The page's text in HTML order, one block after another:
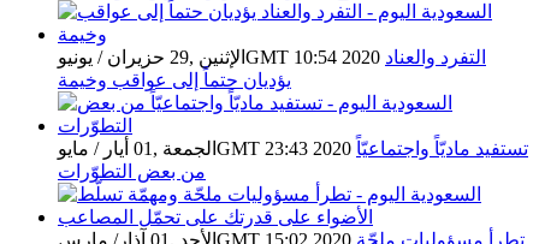
الإثنين ,29 حزيران / يونيوGMT 10:54 2020 التفرد والعناد
يؤديان حتماً إلى عواقب وخيمة
الجمعة ,01 أيار / مايوGMT 23:43 2020 تستفيد ماديّاً واجتماعيّاً
من بعض التطوّرات
الأحد ,01 آذار/ مارسGMT 15:02 2020 تطرأ مسؤوليات ملحّة